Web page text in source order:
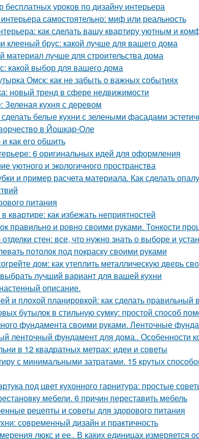
бесплатных уроков по дизайну интерьера
самостоятельно: миф или реальность
как сделать вашу квартиру уютным и
клееный брус: какой лучше для вашего дома
материал лучше для строительства дома
какой выбор для вашего дома
Омск: как не забыть о важных событиях
новый тренд в сфере недвижимости
Зеленая кухня с деревом
сделать белые кухни с зелеными фасадами
в Йошкар-Оле
как его обшить
6 оригинальных идей для оформления
уютного и экологичного пространства
и пример расчета материала. Как сделать
питания
квартире: как избежать неприятностей
правильно и ровно своими руками. Тонкости
стен: все, что нужно знать о выборе и
потолок под покраску своими руками
дом: как утеплить металлическую дверь
лучший вариант для вашей кухни
описание.
и плохой планировкой: как сделать правильный
бутылок в стильную сумку: простой способ
фундамента своими руками. Ленточные
ленточный фундамент для дома.. Особенности
в 12 квадратных метрах: идеи и советы
с минимальными затратами. 15 крутых
под цвет кухонного гарнитура: простые
мебели. 6 причин переставить мебель
рецепты и советы для здорового питания
современный дизайн и практичность
люкс и ее.. В каких единицах измеряется